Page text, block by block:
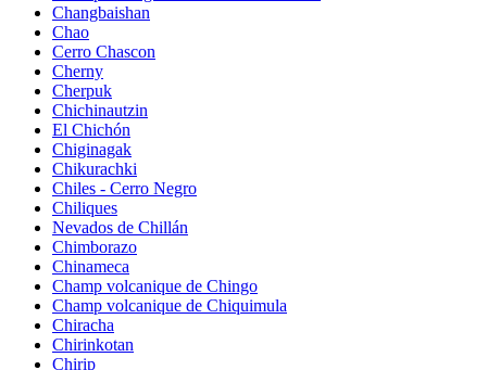
Changbaishan
Chao
Cerro Chascon
Cherny
Cherpuk
Chichinautzin
El Chichón
Chiginagak
Chikurachki
Chiles - Cerro Negro
Chiliques
Nevados de Chillán
Chimborazo
Chinameca
Champ volcanique de Chingo
Champ volcanique de Chiquimula
Chiracha
Chirinkotan
Chirip